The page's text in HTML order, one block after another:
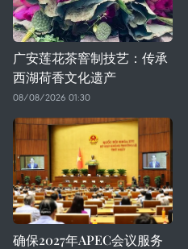
广安莲花茶窨制技艺：传承
西湖荷香文化遗产
08/08/2026 01:30
确保2027年APEC会议服务